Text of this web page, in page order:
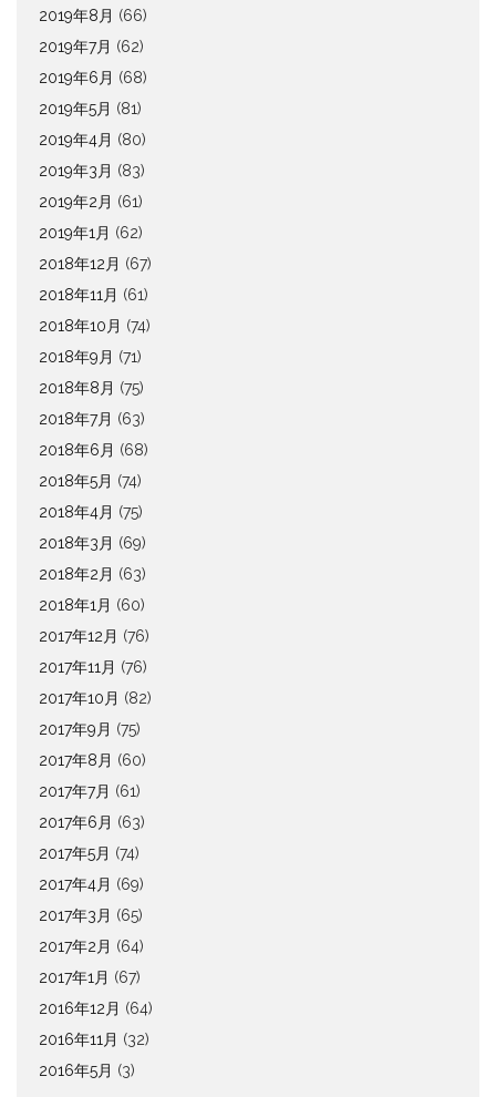
2019年8月 (66)
2019年7月 (62)
2019年6月 (68)
2019年5月 (81)
2019年4月 (80)
2019年3月 (83)
2019年2月 (61)
2019年1月 (62)
2018年12月 (67)
2018年11月 (61)
2018年10月 (74)
2018年9月 (71)
2018年8月 (75)
2018年7月 (63)
2018年6月 (68)
2018年5月 (74)
2018年4月 (75)
2018年3月 (69)
2018年2月 (63)
2018年1月 (60)
2017年12月 (76)
2017年11月 (76)
2017年10月 (82)
2017年9月 (75)
2017年8月 (60)
2017年7月 (61)
2017年6月 (63)
2017年5月 (74)
2017年4月 (69)
2017年3月 (65)
2017年2月 (64)
2017年1月 (67)
2016年12月 (64)
2016年11月 (32)
2016年5月 (3)